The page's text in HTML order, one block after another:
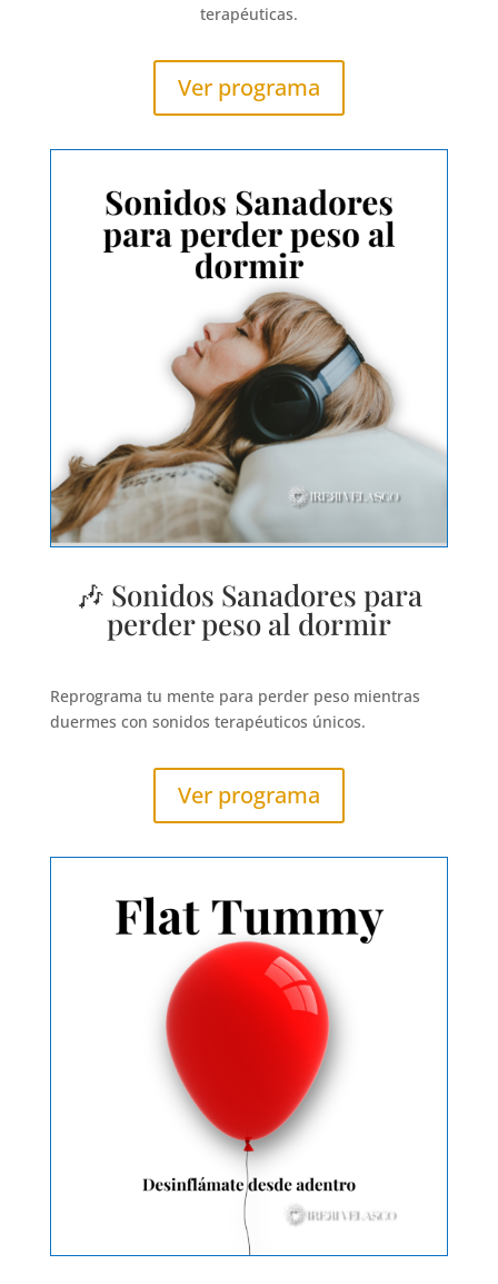
terapéuticas.
Ver programa
🎶 Sonidos Sanadores para
perder peso al dormir
Reprograma tu mente para perder peso mientras
duermes con sonidos terapéuticos únicos.
Ver programa